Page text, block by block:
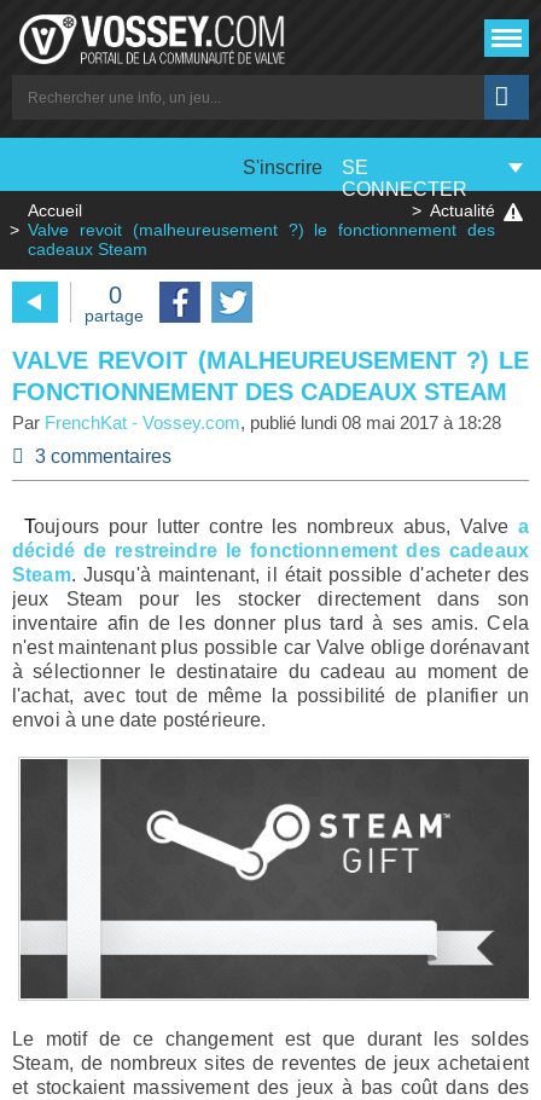
S'inscrire
SE
CONNECTER
Accueil
Actualité
Valve revoit (malheureusement ?) le fonctionnement des
cadeaux Steam
0
partage
VALVE REVOIT (MALHEUREUSEMENT ?) LE
FONCTIONNEMENT DES CADEAUX STEAM
Par FrenchKat - Vossey.com, publié lundi 08 mai 2017 à 18:28
3 commentaires
Toujours pour lutter contre les nombreux abus, Valve a
décidé de restreindre le fonctionnement des cadeaux
Steam. Jusqu'à maintenant, il était possible d'acheter des
jeux Steam pour les stocker directement dans son
inventaire afin de les donner plus tard à ses amis. Cela
n'est maintenant plus possible car Valve oblige dorénavant
à sélectionner le destinataire du cadeau au moment de
l'achat, avec tout de même la possibilité de planifier un
envoi à une date postérieure.
Le motif de ce changement est que durant les soldes
Steam, de nombreux sites de reventes de jeux achetaient
et stockaient massivement des jeux à bas coût dans des